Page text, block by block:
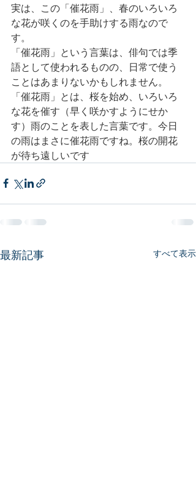
実は、この「催花雨」、春のいろいろ
な花が咲くのを手助けする雨なので
す。
「催花雨」という言葉は、俳句では季
語として使われるものの、日常で使う
ことはあまりないかもしれません。
「催花雨」とは、桜を始め、いろいろ
な花を催す（早く咲かすようにせか
す）雨のことを表した言葉です。今日
の雨はまさに催花雨ですね。桜の開花
が待ち遠しいです
最新記事 すべて表示